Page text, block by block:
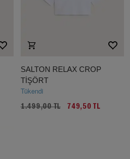
SALTON RELAX CROP
TİŞÖRT
Tükendi
1.499,00 TL 749,50 TL